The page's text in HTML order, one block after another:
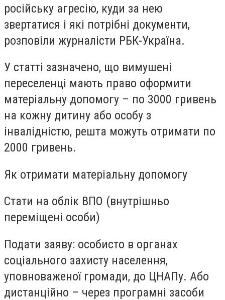
російську агресію, куди за нею
звертатися і які потрібні документи,
розповіли журналісти РБК-Україна.
У статті зазначено, що вимушені
переселенці мають право оформити
матеріальну допомогу – по 3000 гривень
на кожну дитину або особу з
інвалідністю, решта можуть отримати по
2000 гривень.
Як отримати матеріальну допомогу
Стати на облік ВПО (внутрішньо
переміщені особи)
Подати заяву: особисто в органах
соціального захисту населення,
уповноваженої громади, до ЦНАПу. Або
дистанційно – через програмні засоби